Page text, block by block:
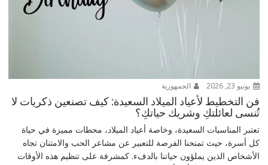
يونيو 23, 2026 الجمهورية
فن التخطيط لأعياد الميلاد السعيدة: كيف تصنعين ذكريات لا
تُنسى لعائلتكِ وشريك حياتكِ؟
تعتبر المناسبات السعيدة، وخاصة أعياد الميلاد، محطات مميزة في حياة
كل أسرة، حيث تمنحنا الفرصة للتعبير عن مشاعر الحب والامتنان تجاه
الأشخاص الذين يملؤون حياتنا بالدفء. كمشرفة على تنظيم هذه الأوقات